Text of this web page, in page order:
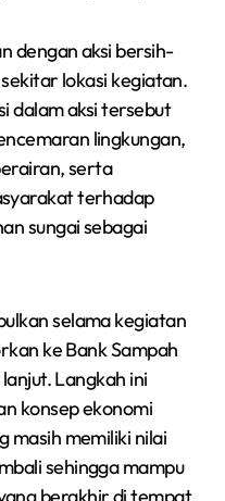
dengan aksi bersih-
lokasi kegiatan.
dalam aksi tersebut
lingkungan,
serta
terhadap
sungai sebagai
selama kegiatan
ke Bank Sampah
Langkah ini
konsep ekonomi
masih memiliki nilai
sehingga mampu
berakhir di tempat